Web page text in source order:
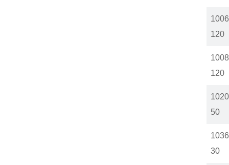
120
120
50
30